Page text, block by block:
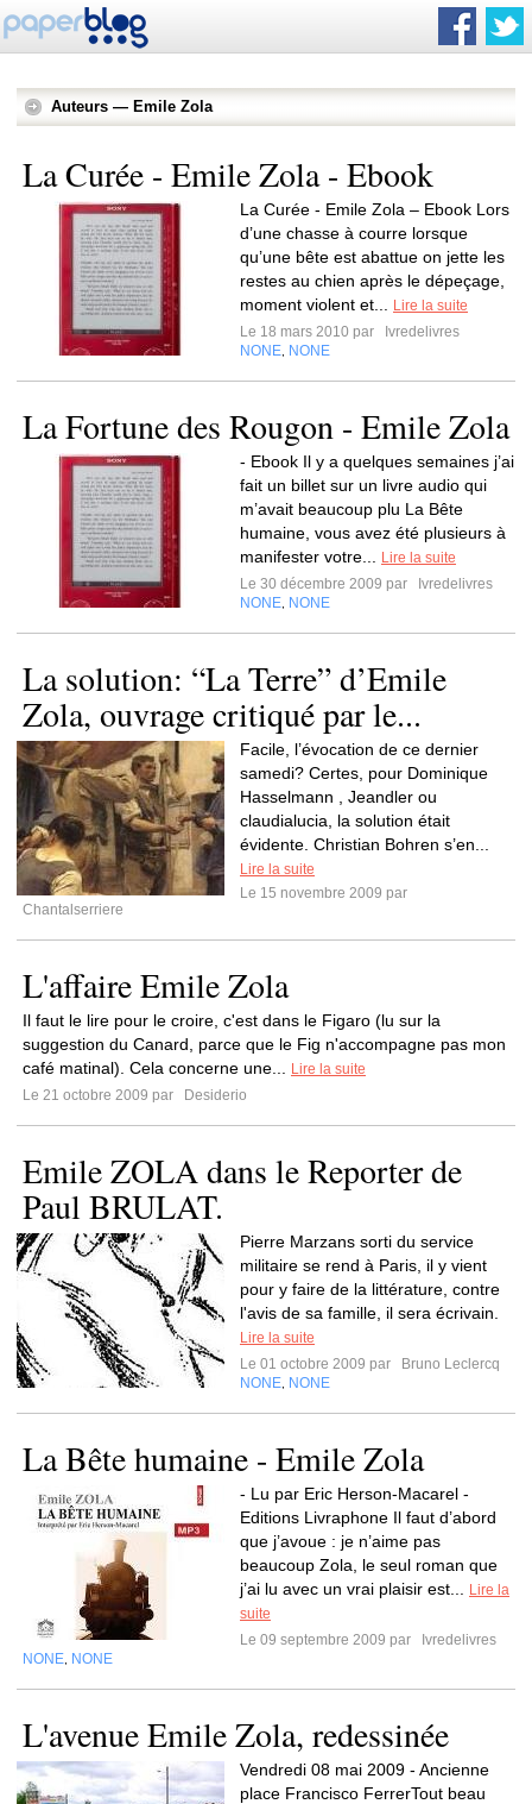
Auteurs — Emile Zola
La Curée - Emile Zola - Ebook
La Curée - Emile Zola – Ebook Lors
d’une chasse à courre lorsque
qu’une bête est abattue on jette les
restes au chien après le dépeçage,
moment violent et...
Lire la suite
Le 18 mars 2010 par
Ivredelivres
NONE NONE
La Fortune des Rougon - Emile Zola
- Ebook Il y a quelques semaines j’ai
fait un billet sur un livre audio qui
m’avait beaucoup plu La Bête
humaine, vous avez été plusieurs à
manifester votre...
Lire la suite
Le 30 décembre 2009 par
Ivredelivres
NONE NONE
La solution: “La Terre” d’Emile
Zola, ouvrage critiqué par le...
Facile, l’évocation de ce dernier
samedi? Certes, pour Dominique
Hasselmann , Jeandler ou
claudialucia, la solution était
évidente. Christian Bohren s’en...
Lire la suite
Le 15 novembre 2009 par
Chantalserriere
L'affaire Emile Zola
Il faut le lire pour le croire, c'est dans le Figaro (lu sur la
suggestion du Canard, parce que le Fig n'accompagne pas mon
café matinal). Cela concerne une...
Lire la suite
Le 21 octobre 2009 par
Desiderio
Emile ZOLA dans le Reporter de
Paul BRULAT.
Pierre Marzans sorti du service
militaire se rend à Paris, il y vient
pour y faire de la littérature, contre
l'avis de sa famille, il sera écrivain.
Lire la suite
Le 01 octobre 2009 par
Bruno Leclercq
NONE NONE
La Bête humaine - Emile Zola
- Lu par Eric Herson-Macarel -
Editions Livraphone Il faut d’abord
que j’avoue : je n’aime pas
beaucoup Zola, le seul roman que
j’ai lu avec un vrai plaisir est...
Lire la
suite
Le 09 septembre 2009 par
Ivredelivres
NONE NONE
L'avenue Emile Zola, redessinée
Vendredi 08 mai 2009 - Ancienne
place Francisco FerrerTout beau